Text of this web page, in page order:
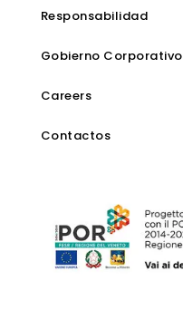
Responsabilidad
Gobierno
Careers
Contactos